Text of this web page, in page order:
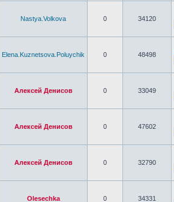
Nastya.Volkova 0 34120
Elena.Kuznetsova.Poluychik 0 48498
Алексей Денисов 0 33049
Алексей Денисов 0 47602
Алексей Денисов 0 32790
Olesechka 0 34331